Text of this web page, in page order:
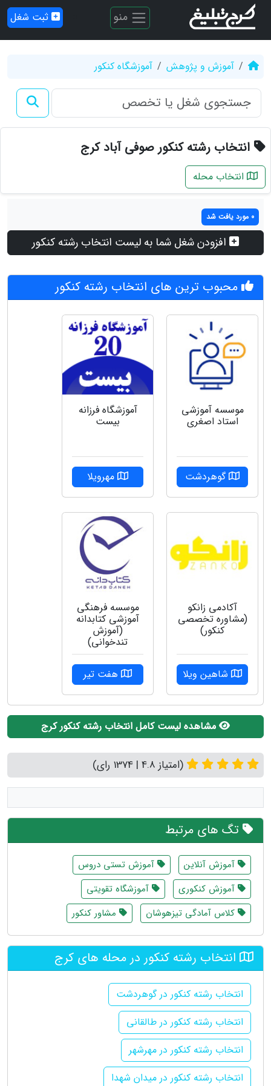
منو ثبت شغل
آموزش و پژوهش آموزشگاه کنکور
انتخاب رشته کنکور صوفی آباد کرج
انتخاب محله
0 مورد یافت شد
افزودن شغل شما به لیست انتخاب رشته کنکور
محبوب ترین های انتخاب رشته کنکور
موسسه آموزشی
استاد اصغری
گوهردشت
آموزشگاه فرزانه
بیست
مهرویلا
آکادمی زانکو
(مشاوره تخصصی
کنکور)
شاهین ویلا
موسسه فرهنگی
آموزشی کتابدانه
(آموزش
تندخوانی)
هفت تیر
مشاهده لیست کامل انتخاب رشته کنکور کرج
(امتیاز 4.8 | 1374 رای)
تگ های مرتبط
آموزش آنلاین
آموزش تستی دروس
آموزش کنکوری
آموزشگاه تقویتی
کلاس آمادگی تیزهوشان
مشاور کنکور
انتخاب رشته کنکور در محله های کرج
انتخاب رشته کنکور در گوهردشت
انتخاب رشته کنکور در طالقانی
انتخاب رشته کنکور در مهرشهر
انتخاب رشته کنکور در میدان شهدا